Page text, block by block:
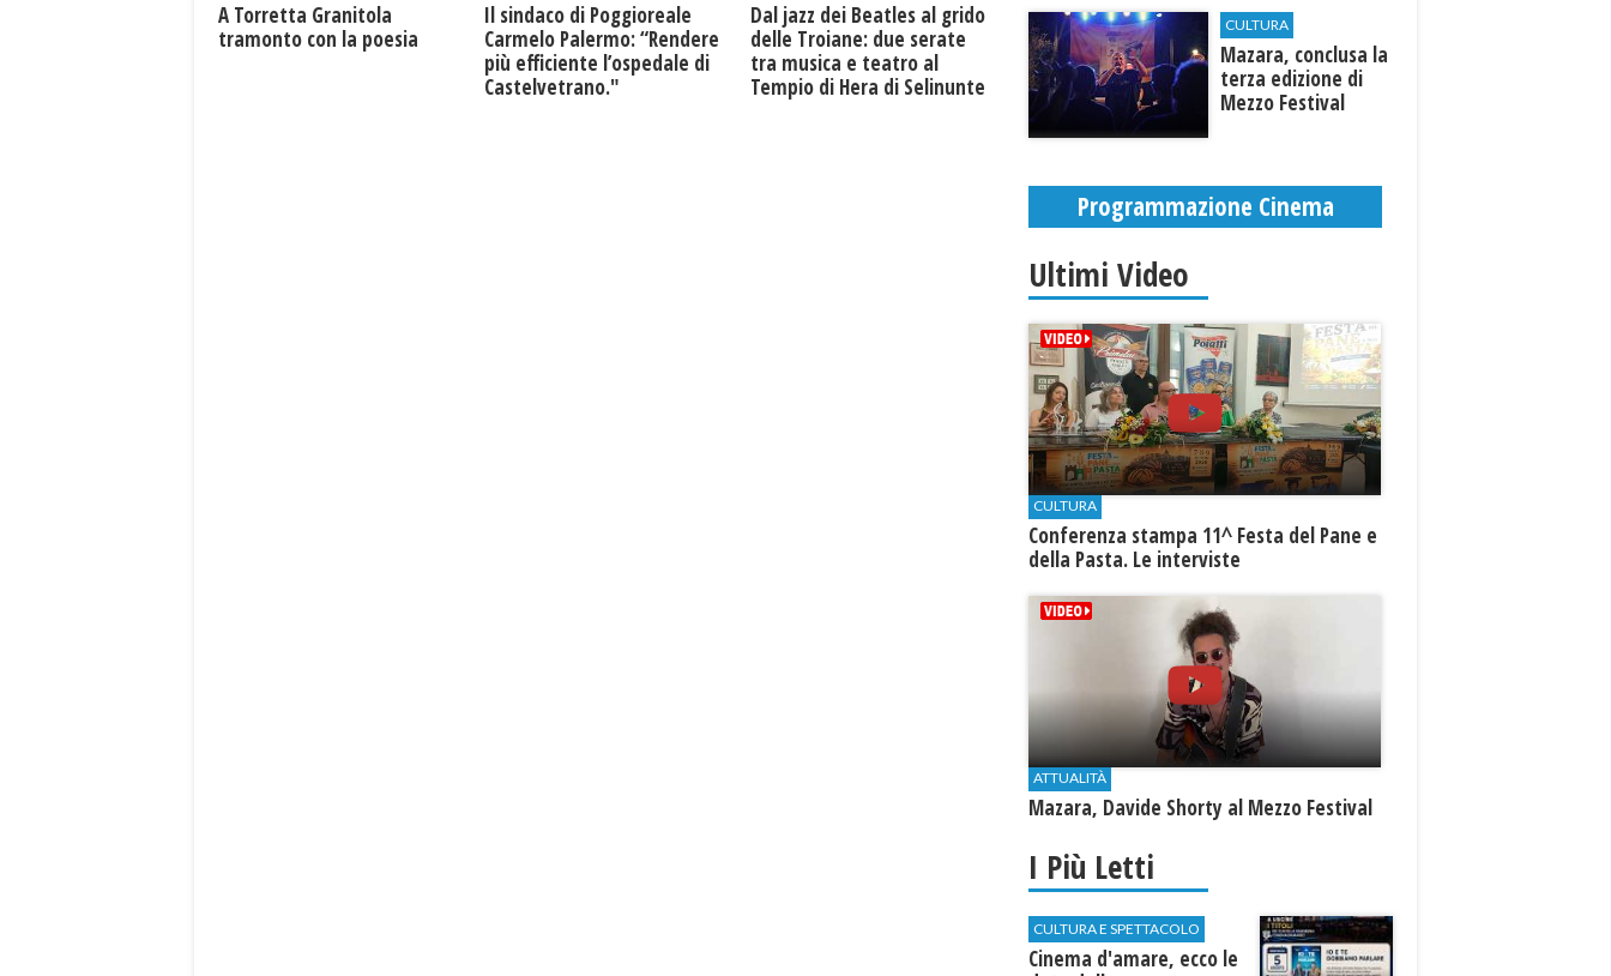
​A Torretta Granitola
tramonto con la poesia
Il sindaco di Poggioreale
Carmelo Palermo: “Rendere
più efficiente l’ospedale di
Castelvetrano."
Dal jazz dei Beatles al grido
delle Troiane: due serate
tra musica e teatro al
Tempio di Hera di Selinunte
CULTURA
​Mazara, conclusa la
terza edizione di
Mezzo Festival
Programmazione Cinema
Ultimi Video
CULTURA
Conferenza stampa 11^ Festa del Pane e
della Pasta. Le interviste
ATTUALITÀ
Mazara, Davide Shorty al Mezzo Festival
I Più Letti
CULTURA E SPETTACOLO
Cinema d'amare, ecco le